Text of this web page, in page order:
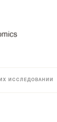
ИССЛЕДОВАНИЙ